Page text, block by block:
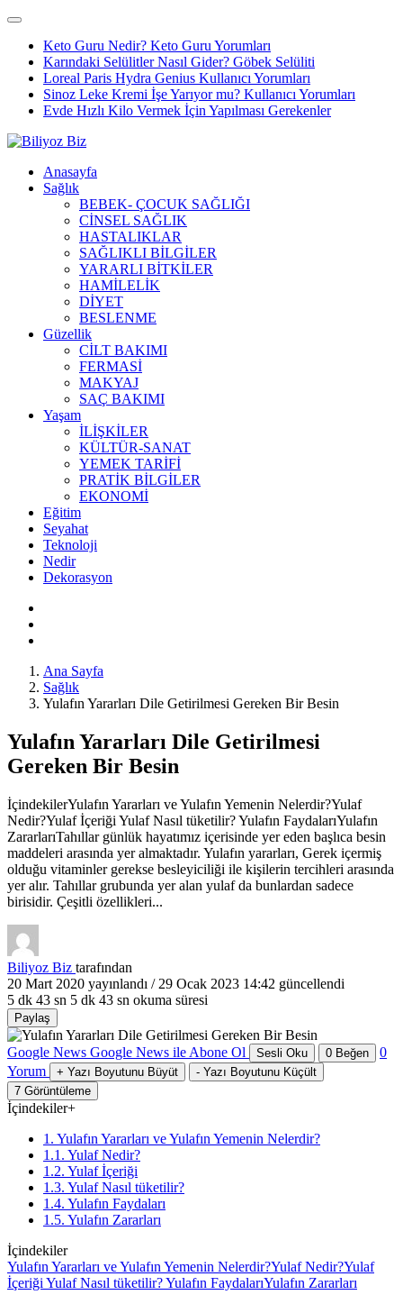
Keto Guru Nedir? Keto Guru Yorumları
Karındaki Selülitler Nasıl Gider? Göbek Selüliti
Loreal Paris Hydra Genius Kullanıcı Yorumları
Sinoz Leke Kremi İşe Yarıyor mu? Kullanıcı Yorumları
Evde Hızlı Kilo Vermek İçin Yapılması Gerekenler
Anasayfa
Sağlık
BEBEK- ÇOCUK SAĞLIĞI
CİNSEL SAĞLIK
HASTALIKLAR
SAĞLIKLI BİLGİLER
YARARLI BİTKİLER
HAMİLELİK
DİYET
BESLENME
Güzellik
CİLT BAKIMI
FERMASİ
MAKYAJ
SAÇ BAKIMI
Yaşam
İLİŞKİLER
KÜLTÜR-SANAT
YEMEK TARİFİ
PRATİK BİLGİLER
EKONOMİ
Eğitim
Seyahat
Teknoloji
Nedir
Dekorasyon
Ana Sayfa
Sağlık
Yulafın Yararları Dile Getirilmesi Gereken Bir Besin
Yulafın Yararları Dile Getirilmesi
Gereken Bir Besin
İçindekilerYulafın Yararları ve Yulafın Yemenin Nelerdir?Yulaf
Nedir?Yulaf İçeriği Yulaf Nasıl tüketilir? Yulafın FaydalarıYulafın
ZararlarıTahıllar günlük hayatımız içerisinde yer eden başlıca besin
maddeleri arasında yer almaktadır. Yulafın yararları, Gerek içermiş
olduğu vitaminler gerekse besleyiciliği ile kişilerin tercihleri arasında
yer alır. Tahıllar grubunda yer alan yulaf da bunlardan sadece
birisidir. Çeşitli özellikleri...
Biliyoz Biz tarafından
20 Mart 2020 yayınlandı / 29 Ocak 2023 14:42 güncellendi
5 dk 43 sn 5 dk 43 sn okuma süresi
Paylaş
Google News Google News ile Abone Ol Sesli Oku 0 Beğen
0
Yorum
+ Yazı Boyutunu Büyüt - Yazı Boyutunu Küçült
7 Görüntüleme
İçindekiler+
1. Yulafın Yararları ve Yulafın Yemenin Nelerdir?
1.1. Yulaf Nedir?
1.2. Yulaf İçeriği
1.3. Yulaf Nasıl tüketilir?
1.4. Yulafın Faydaları
1.5. Yulafın Zararları
İçindekiler
Yulafın Yararları ve Yulafın Yemenin Nelerdir?Yulaf Nedir?Yulaf
İçeriği Yulaf Nasıl tüketilir?Yulafın FaydalarıYulafın Zararları